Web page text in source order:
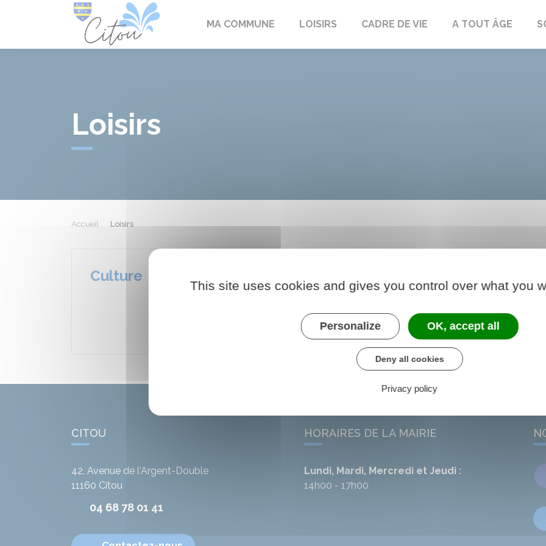
MA COMMUNE LOISIRS CADRE DE VIE A TOUT ÂGE
Loisirs
Accueil Loisirs
Culture
de son choix, quels que soient son âge,
ses…
CITOU
42, Avenue de l'Argent-Double
11160 Citou
04 68 78 01 41
HORAIRES DE LA MAIRIE
Lundi, Mardi, Mercredi et Jeudi :
14h00 - 17h00
This site uses cookies and gives you control over what you
Personalize OK, accept all
Deny all cookies
Privacy policy